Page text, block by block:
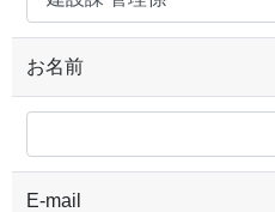
お名前
E-mail